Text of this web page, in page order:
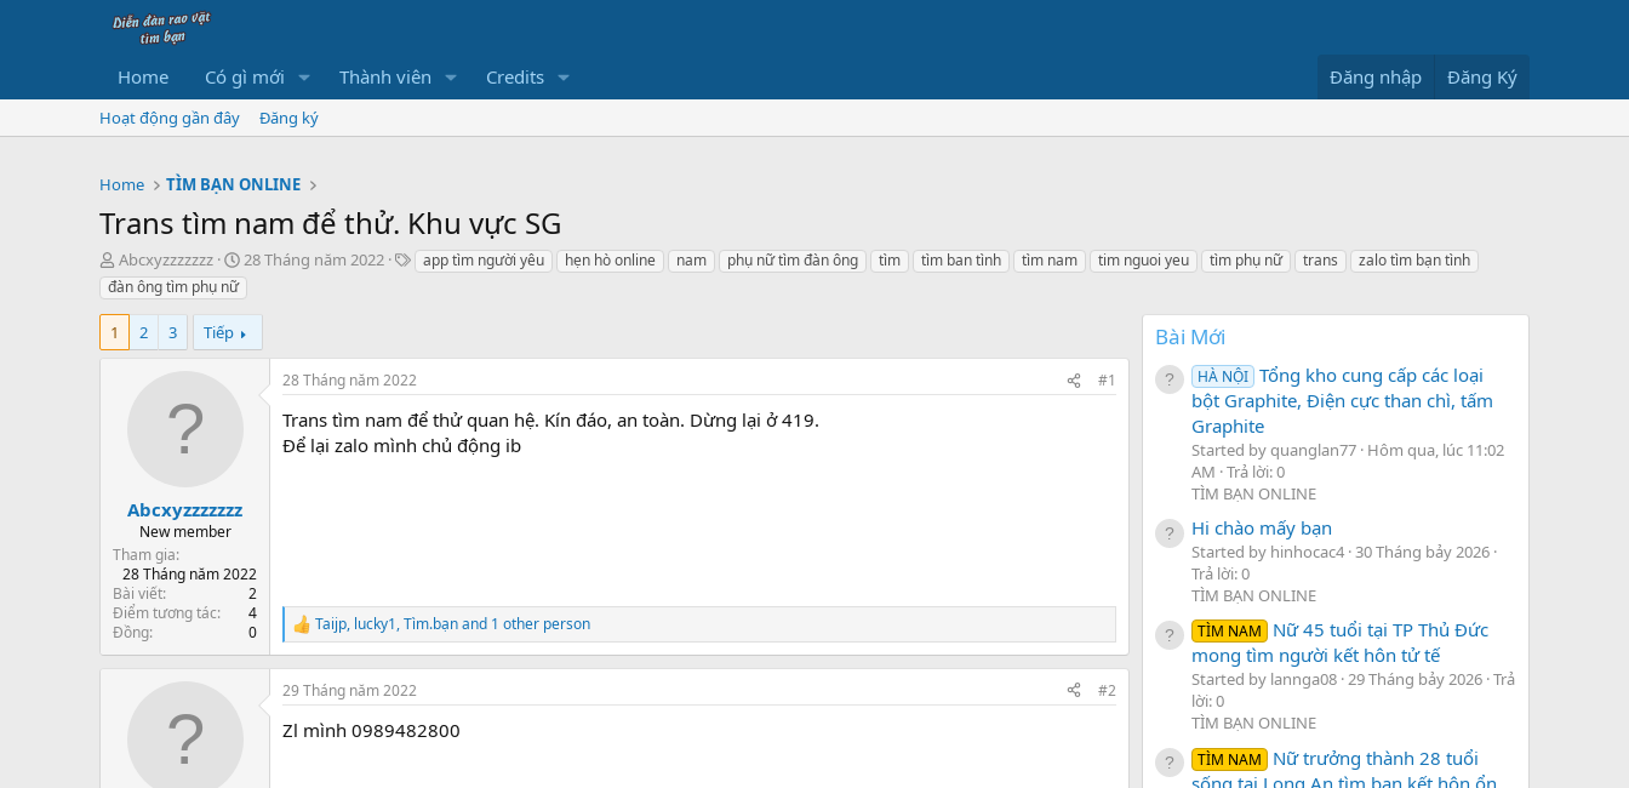
Home Có gì mới Thành viên Credits Đăng nhập Đăng Ký
Hoạt động gần đây Đăng ký
Home TÌM BẠN ONLINE
Trans tìm nam để thử. Khu vực SG
B
ắ
t
ầ
Abcxyzzzzzzz
N
g
à
b
28 Tháng năm 2022
T app tìm người yêu hẹn hò online nam phụ nữ tìm đàn ông tìm tìm ban tình tìm nam tim nguoi yeu tìm phụ nữ trans
zalo tìm bạn tình
đàn ông tìm phụ nữ
1 2 3 Tiếp
Abcxyzzzzzzz
New member
Tham gia
28 Tháng năm 2022
Bài viết
2
Điểm tương tác
4
Đồng
0
28 Tháng năm 2022 #1
Trans tìm nam để thử quan hệ. Kín đáo, an toàn. Dừng lại ở 419.
Để lại zalo mình chủ động ib
R
e
a
c
t
i
Taijp, lucky1,Tìm.bạnand 1 other person
29 Tháng năm 2022 #2
Zl mình 0989482800
Bài Mới
HÀ NỘI Tổng kho cung cấp các loại
bột Graphite, Điện cực than chì, tấm
Graphite
Started by quanglan77 Hôm qua, lúc 11:02
AM Trả lời: 0
TÌM BẠN ONLINE
Hi chào mấy bạn
Started by hinhocac4 30 Tháng bảy 2026
Trả lời: 0
TÌM BẠN ONLINE
TÌM NAM
Nữ 45 tuổi tại TP Thủ Đức
mong tìm người kết hôn tử tế
Started by lannga08 29 Tháng bảy 2026 Trả
lời: 0
TÌM BẠN ONLINE
TÌM NAM
Nữ trưởng thành 28 tuổi
sống tại Long An tìm bạn kết hôn ổn